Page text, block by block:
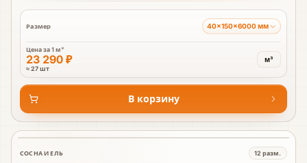
Размер 40×150×6000 мм
Цена за1 м³
23 290 ₽
≈ 27 шт
м³
В корзину
В наличии
СОСНА И ЕЛЬ 12 разм.